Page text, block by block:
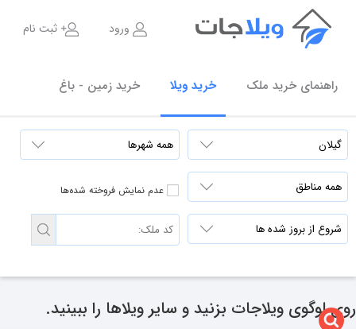
راهنمای خرید ملک خرید ویلا خرید زمین - باغ
ورود ثبت نام
عدم نمایش فروخته شده‌ها
روی لوگوی ویلاجات بزنید و سایر ویلاها را ببینید.